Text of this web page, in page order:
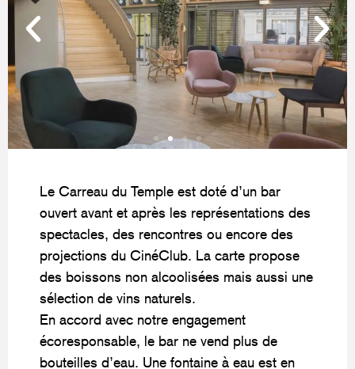
Le Carreau du Temple est doté d’un bar
ouvert avant et après les représentations des
spectacles, des rencontres ou encore des
projections du CinéClub. La carte propose
des boissons non alcoolisées mais aussi une
sélection de vins naturels.
En accord avec notre engagement
écoresponsable, le bar ne vend plus de
bouteilles d’eau. Une fontaine à eau est en